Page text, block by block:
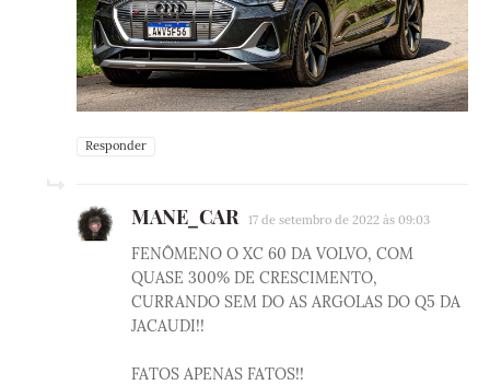
Responder
MANE_CAR 17 de setembro de 2022 às 09:03
FENÔMENO O XC 60 DA VOLVO, COM
QUASE 300% DE CRESCIMENTO,
CURRANDO SEM DO AS ARGOLAS DO Q5 DA
JACAUDI!!
FATOS APENAS FATOS!!